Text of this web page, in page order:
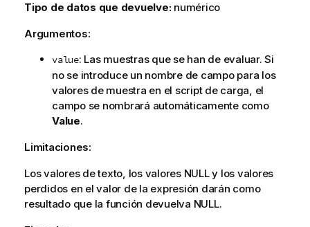
Tipo de datos que devuelve: numérico
Argumentos:
value: Las muestras que se han de evaluar. Si
no se introduce un nombre de campo para los
valores de muestra en el script de carga, el
campo se nombrará automáticamente como
Value.
Limitaciones:
Los valores de texto, los valores NULLy los valores
perdidos en el valor de la expresión darán como
resultado que la función devuelva NULL.